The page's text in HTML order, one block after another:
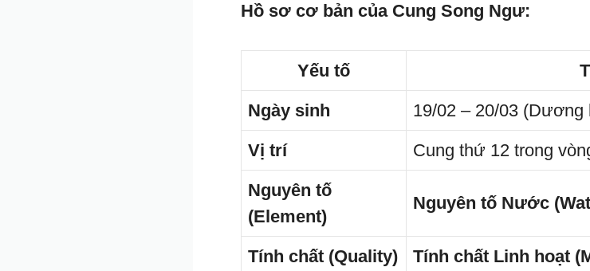
Hồ sơ cơ bản của Cung Song Ngư:
Yếu tố
Ngày sinh
19/02 – 20/03 (Dương
Vị trí
Cung thứ 12 trong
Nguyên tố
(Element)
Nguyên tố Nước
Tính chất (Quality)
Tính chất Linh hoạt